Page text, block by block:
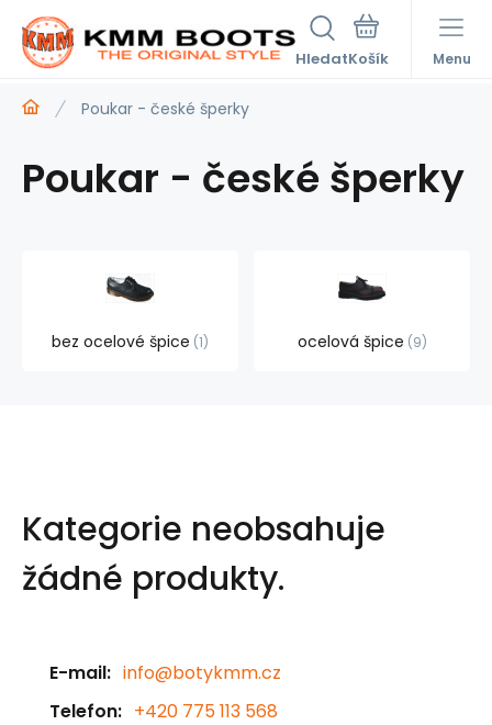
Hledat Menu
Poukar - české šperky
Poukar - české šperky
bez ocelové špice 1 ocelová špice 9
Kategorie neobsahuje
žádné produkty.
E-mail: info@botykmm.cz
Telefon: +420 775 113 568